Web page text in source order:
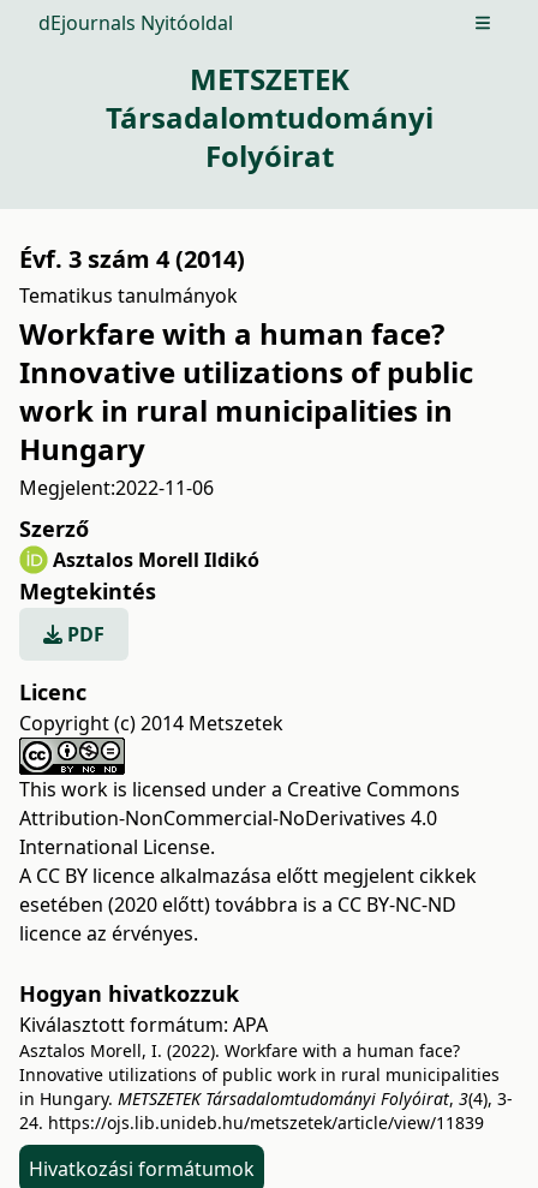
dEjournals Nyitóoldal Open
METSZETEK
Társadalomtudományi
Folyóirat
Évf. 3 szám 4 (2014)
Tematikus tanulmányok
Workfare with a human face?
Innovative utilizations of public
work in rural municipalities in
Hungary
Megjelent:2022-11-06
Szerző
Asztalos Morell Ildikó
Megtekintés
PDF
Licenc
Copyright (c) 2014 Metszetek
This work is licensed under a Creative Commons
Attribution-NonCommercial-NoDerivatives 4.0
International License.
A CC BY licence alkalmazása előtt megjelent cikkek
esetében (2020 előtt) továbbra is a CC BY-NC-ND
licence az érvényes.
Hogyan hivatkozzuk
Kiválasztott formátum: APA
Asztalos Morell, I. (2022). Workfare with a human face?
Innovative utilizations of public work in rural municipalities
in Hungary. METSZETEK Társadalomtudományi Folyóirat, 3(4), 3-
24. https://ojs.lib.unideb.hu/metszetek/article/view/11839
Hivatkozási formátumok